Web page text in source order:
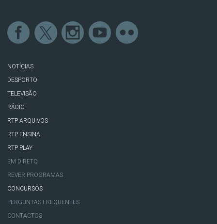
NOTÍCIAS
DESPORTO
TELEVISÃO
RÁDIO
RTP ARQUIVOS
RTP ENSINA
RTP PLAY
EM DIRETO
REVER PROGRAMAS
CONCURSOS
PERGUNTAS FREQUENTES
CONTACTOS